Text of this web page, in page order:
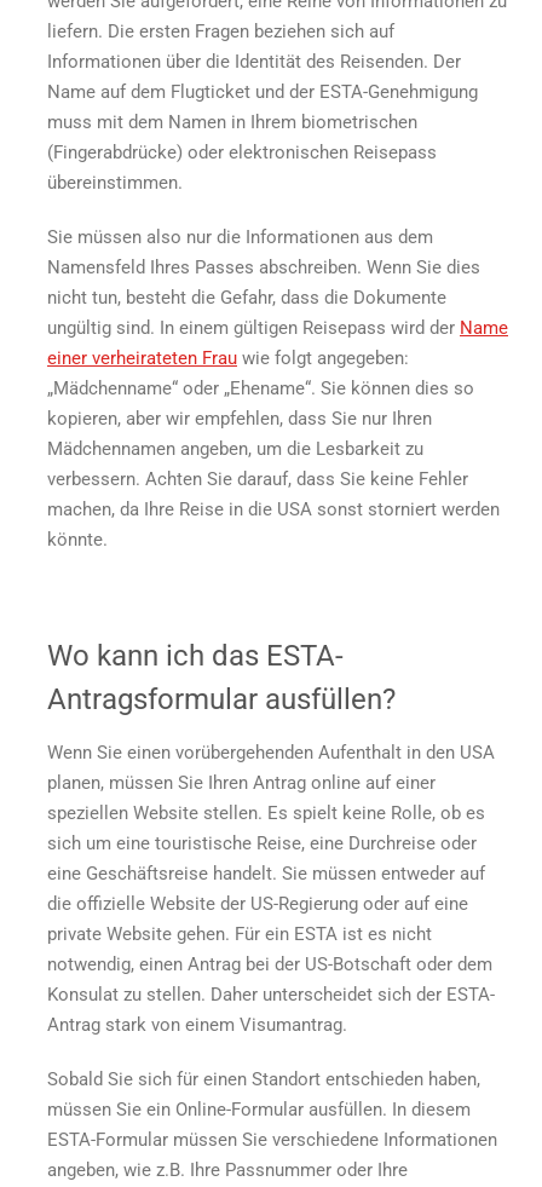
liefern. Die ersten Fragen beziehen sich auf
Informationen über die Identität des Reisenden. Der
Name auf dem Flugticket und der ESTA-Genehmigung
muss mit dem Namen in Ihrem biometrischen
(Fingerabdrücke) oder elektronischen Reisepass
übereinstimmen.
Sie müssen also nur die Informationen aus dem
Namensfeld Ihres Passes abschreiben. Wenn Sie dies
nicht tun, besteht die Gefahr, dass die Dokumente
ungültig sind. In einem gültigen Reisepass wird der Name
einer verheirateten Frau wie folgt angegeben:
„Mädchenname“ oder „Ehename“. Sie können dies so
kopieren, aber wir empfehlen, dass Sie nur Ihren
Mädchennamen angeben, um die Lesbarkeit zu
verbessern. Achten Sie darauf, dass Sie keine Fehler
machen, da Ihre Reise in die USA sonst storniert werden
könnte.
Wo kann ich das ESTA-
Antragsformular ausfüllen?
Wenn Sie einen vorübergehenden Aufenthalt in den USA
planen, müssen Sie Ihren Antrag online auf einer
speziellen Website stellen. Es spielt keine Rolle, ob es
sich um eine touristische Reise, eine Durchreise oder
eine Geschäftsreise handelt. Sie müssen entweder auf
die offizielle Website der US-Regierung oder auf eine
private Website gehen. Für ein ESTA ist es nicht
notwendig, einen Antrag bei der US-Botschaft oder dem
Konsulat zu stellen. Daher unterscheidet sich der ESTA-
Antrag stark von einem Visumantrag.
Sobald Sie sich für einen Standort entschieden haben,
müssen Sie ein Online-Formular ausfüllen. In diesem
ESTA-Formular müssen Sie verschiedene Informationen
angeben, wie z.B. Ihre Passnummer oder Ihre